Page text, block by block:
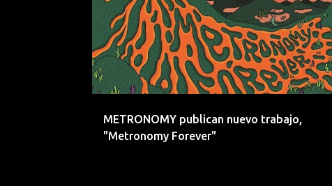
r
a
d
METRONOMY publican nuevo trabajo,
"Metronomy Forever"